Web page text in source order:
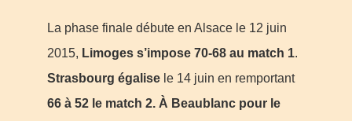
La phase finale débute en Alsace le 12 juin
2015, Limoges s’impose 70-68 au match 1.
Strasbourg égalise le 14 juin en remportant
66 à 52 le match 2. À Beaublanc pour le